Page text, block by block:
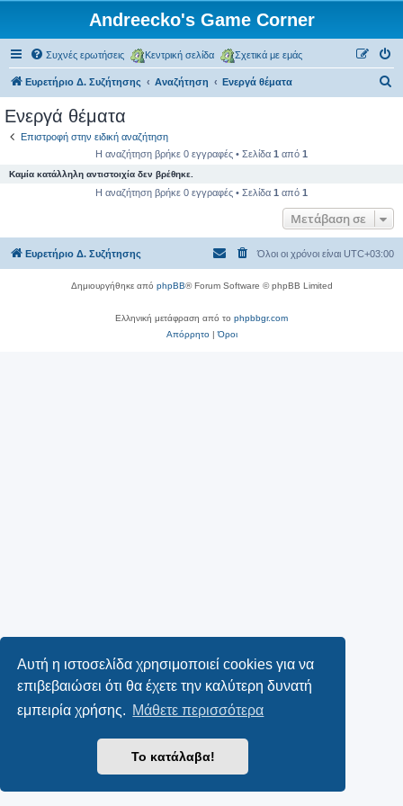
Αυτή η ιστοσελίδα χρησιμοποιεί cookies για να
επιβεβαιώσει ότι θα έχετε την καλύτερη δυνατή
εμπειρία χρήσης. Μάθετε περισσότερα
Το κατάλαβα!
Andreecko's Game Corner
Συχνές ερωτήσεις Κεντρική σελίδα Σχετικά με εμάς
Ευρετήριο Δ. Συζήτησης Αναζήτηση Ενεργά θέματα
η
η
Ενεργά θέματα
Επιστροφή στην ειδική αναζήτηση
Η αναζήτηση βρήκε 0 εγγραφές • Σελίδα 1 από 1
Καμία κατάλληλη αντιστοιχία δεν βρέθηκε.
Η αναζήτηση βρήκε 0 εγγραφές • Σελίδα 1 από 1
Μετάβαση σε
Ευρετήριο Δ. Συζήτησης Όλοι οι χρόνοι είναι UTC+03:00
Δημιουργήθηκε από phpBB® Forum Software © phpBB Limited
Ελληνική μετάφραση από το phpbbgr.com
Απόρρητο|Όροι